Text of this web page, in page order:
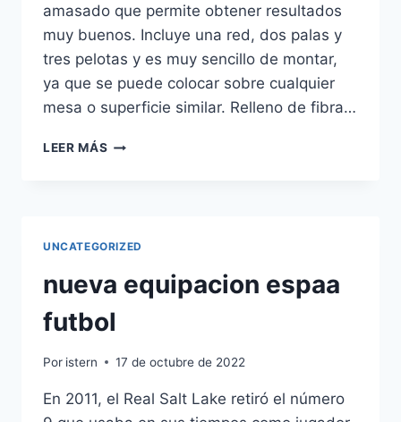
amasado que permite obtener resultados
muy buenos. Incluye una red, dos palas y
tres pelotas y es muy sencillo de montar,
ya que se puede colocar sobre cualquier
mesa o superficie similar. Relleno de fibra…
LEER MÁS CAMISETA
UNCATEGORIZED
nueva equipacion espaa
futbol
Por istern 17 de octubre de 2022
En 2011, el Real Salt Lake retiró el número